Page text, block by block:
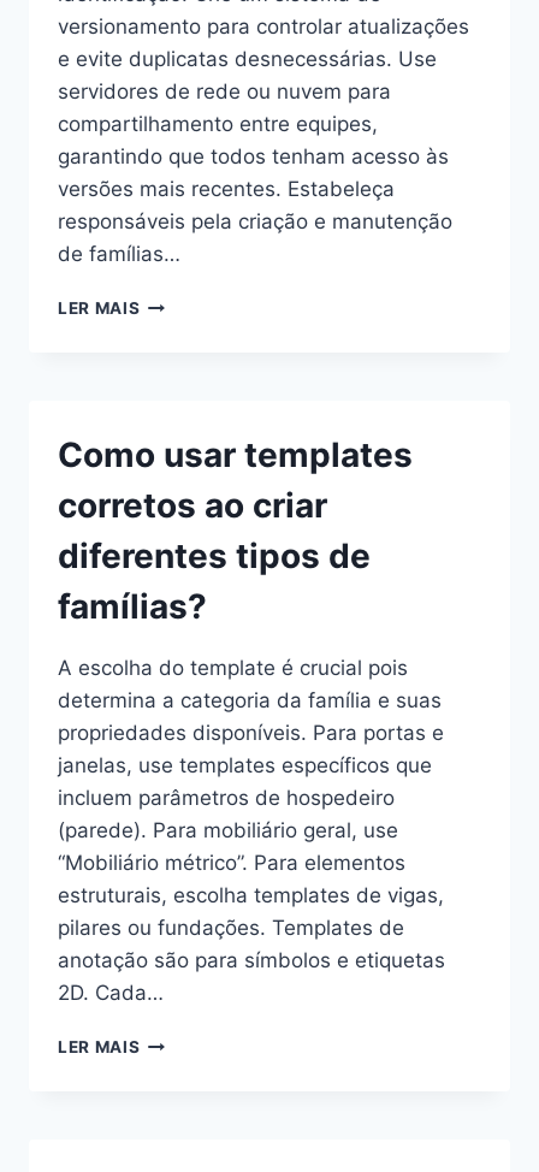
versionamento para controlar atualizações
e evite duplicatas desnecessárias. Use
servidores de rede ou nuvem para
compartilhamento entre equipes,
garantindo que todos tenham acesso às
versões mais recentes. Estabeleça
responsáveis pela criação e manutenção
de famílias…
LER MAIS COMO
FORMA
Como usar templates
corretos ao criar
diferentes tipos de
famílias?
A escolha do template é crucial pois
determina a categoria da família e suas
propriedades disponíveis. Para portas e
janelas, use templates específicos que
incluem parâmetros de hospedeiro
(parede). Para mobiliário geral, use
“Mobiliário métrico”. Para elementos
estruturais, escolha templates de vigas,
pilares ou fundações. Templates de
anotação são para símbolos e etiquetas
2D. Cada…
LER MAIS COMO